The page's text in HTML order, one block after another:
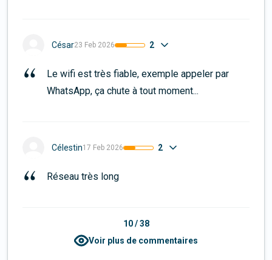
César23 Feb 2026 2
Le wifi est très fiable, exemple appeler par
WhatsApp, ça chute à tout moment...
Célestin17 Feb 2026 2
Réseau très long
10/38
Voir plus de commentaires